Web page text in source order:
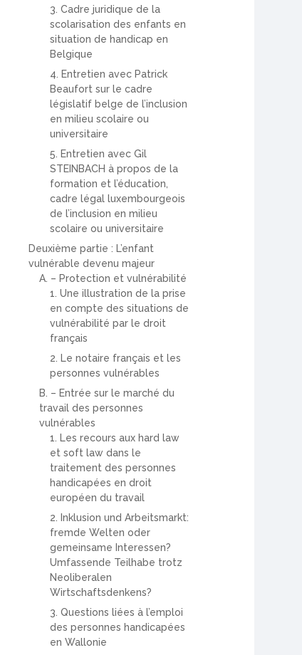
3. Cadre juridique de la
scolarisation des enfants en
situation de handicap en
Belgique
4. Entretien avec Patrick
Beaufort sur le cadre
législatif belge de l’inclusion
en milieu scolaire ou
universitaire
5. Entretien avec Gil
STEINBACH à propos de la
formation et l’éducation,
cadre légal luxembourgeois
de l’inclusion en milieu
scolaire ou universitaire
Deuxième partie : L’enfant
vulnérable devenu majeur
A. – Protection et vulnérabilité
1. Une illustration de la prise
en compte des situations de
vulnérabilité par le droit
français
2. Le notaire français et les
personnes vulnérables
B. – Entrée sur le marché du
travail des personnes
vulnérables
1. Les recours aux hard law
et soft law dans le
traitement des personnes
handicapées en droit
européen du travail
2. Inklusion und Arbeitsmarkt:
fremde Welten oder
gemeinsame Interessen?
Umfassende Teilhabe trotz
Neoliberalen
Wirtschaftsdenkens?
3. Questions liées à l’emploi
des personnes handicapées
en Wallonie